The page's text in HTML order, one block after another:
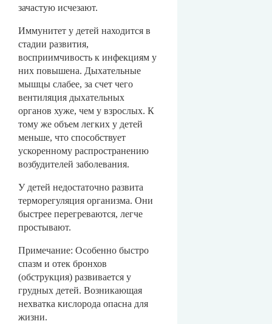
зачастую исчезают.
Иммунитет у детей находится в
стадии развития,
восприимчивость к инфекциям у
них повышена. Дыхательные
мышцы слабее, за счет чего
вентиляция дыхательных
органов хуже, чем у взрослых. К
тому же объем легких у детей
меньше, что способствует
ускоренному распространению
возбудителей заболевания.
У детей недостаточно развита
терморегуляция организма. Они
быстрее перегреваются, легче
простывают.
Примечание: Особенно быстро
спазм и отек бронхов
(обструкция) развивается у
грудных детей. Возникающая
нехватка кислорода опасна для
жизни.